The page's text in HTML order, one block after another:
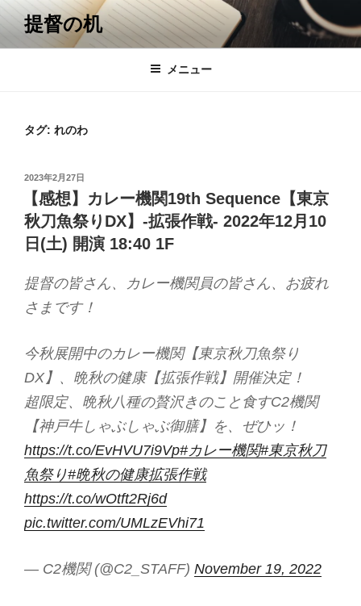
コ
テ
提督の机
メニュー
タグ: れのわ
投
日:
2023年2月27日
【感想】カレー機関19th Sequence【東京
秋刀魚祭りDX】-拡張作戦- 2022年12月10
日(土) 開演 18:40 1F
提督の皆さん、カレー機関員の皆さん、お疲れ
さまです！
今秋展開中のカレー機関【東京秋刀魚祭り
DX】、晩秋の健康【拡張作戦】開催決定！
超限定、晩秋八種の贅沢きのこと食すC2機関
【神戸牛しゃぶしゃぶ御膳】を、ぜひッ！
https://t.co/EvHVU7i9Vp#カレー機関#東京秋刀
魚祭り#晩秋の健康拡張作戦
https://t.co/wOtft2Rj6d
pic.twitter.com/UMLzEVhi71
— C2機関 (@C2_STAFF) November 19, 2022